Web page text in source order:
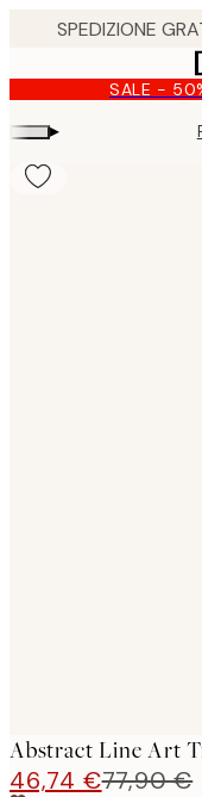
content.
SALE -
▸
Abstract Line Art
46,74 €77,90 €